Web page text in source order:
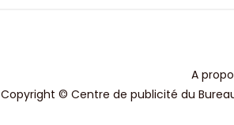
A
Copyright © Centre de publicité du